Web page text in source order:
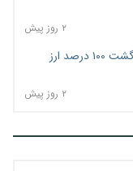
۲ روز پیش
فهرست کالاهای فولادی و فلزات مشمول بازگشت ۱۰۰ درصد ارز
۲ روز پیش